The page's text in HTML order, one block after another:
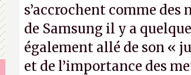
s’accrochent comme des
de Samsung il y a
également allé de son «
et de l’importance des